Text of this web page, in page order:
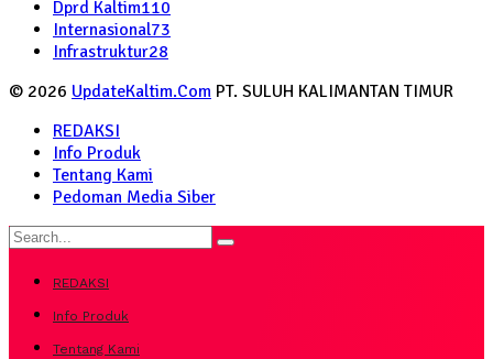
Dprd Kaltim110
Internasional73
Infrastruktur28
© 2026 UpdateKaltim.Com PT. SULUH KALIMANTAN TIMUR
REDAKSI
Info Produk
Tentang Kami
Pedoman Media Siber
REDAKSI
Info Produk
Tentang Kami